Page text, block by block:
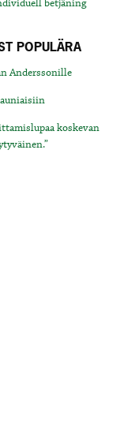
betjäning
POPULÄRA
Anderssonille
koskevan